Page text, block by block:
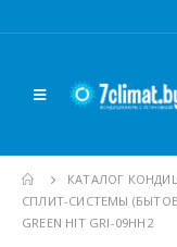
КАТАЛОГ
CПЛИТ-СИСТЕМЫ
GREEN HIT GRI-09HH2